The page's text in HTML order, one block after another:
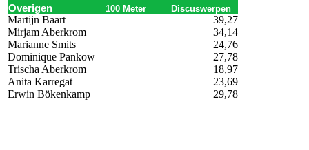
Overigen 100 Meter Discuswerpen
Martijn Baart
39,27
Mirjam Aberkrom
34,14
Marianne Smits
24,76
Dominique Pankow
27,78
Trischa Aberkrom
18,97
Anita Karregat
23,69
Erwin Bökenkamp
29,78